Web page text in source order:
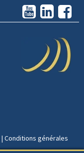
| Conditions générales